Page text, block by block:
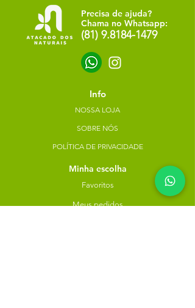
Precisa de ajuda?
Chama no Whatsapp:
(81) 9.8184-1479
Info
NOSSA LOJA
SOBRE NÓS
POLÍTICA DE PRIVACIDADE
Minha escolha
Favoritos
Meus pedidos